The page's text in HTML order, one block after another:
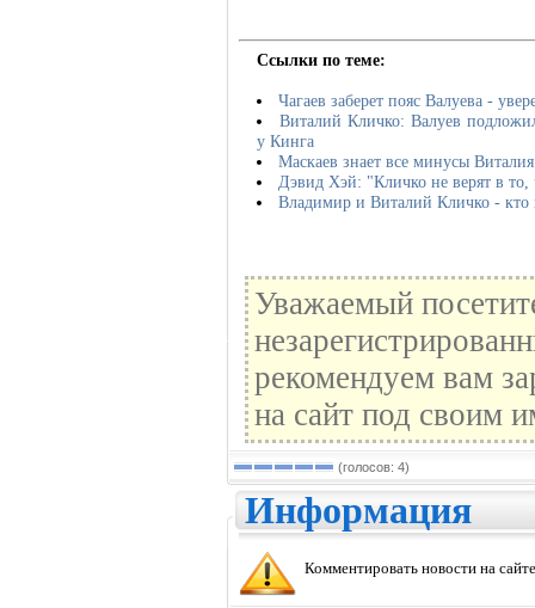
Ссылки по теме:
Чагаев заберет пояс Валуева -
Виталий Кличко: Валуев
у Кинга
Маскаев знает все минусы
Дэвид Хэй: "Кличко не верят в
Владимир и Виталий Кличко - кто
Уважаемый
рекомендуем вам
на сайт под своим
(голосов: 4)
Информация
Комментировать новости на